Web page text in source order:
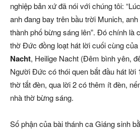
nghiệp bản xứ đã nói với chúng tôi:
anh đang bay trên bầu trời Munich,
thành phố bừng sáng lên”. Đó chính là
thờ Đức đồng loạt hát lời cuối cùng của
Nacht, Heilige Nacht (Đêm bình yên,
Người Đức có thói quen bắt đầu hát lời
thờ tắt đèn, qua lời 2 có thêm ít đèn,
nhà thờ bừng sáng.
Số phận của bài thánh ca Giáng sinh